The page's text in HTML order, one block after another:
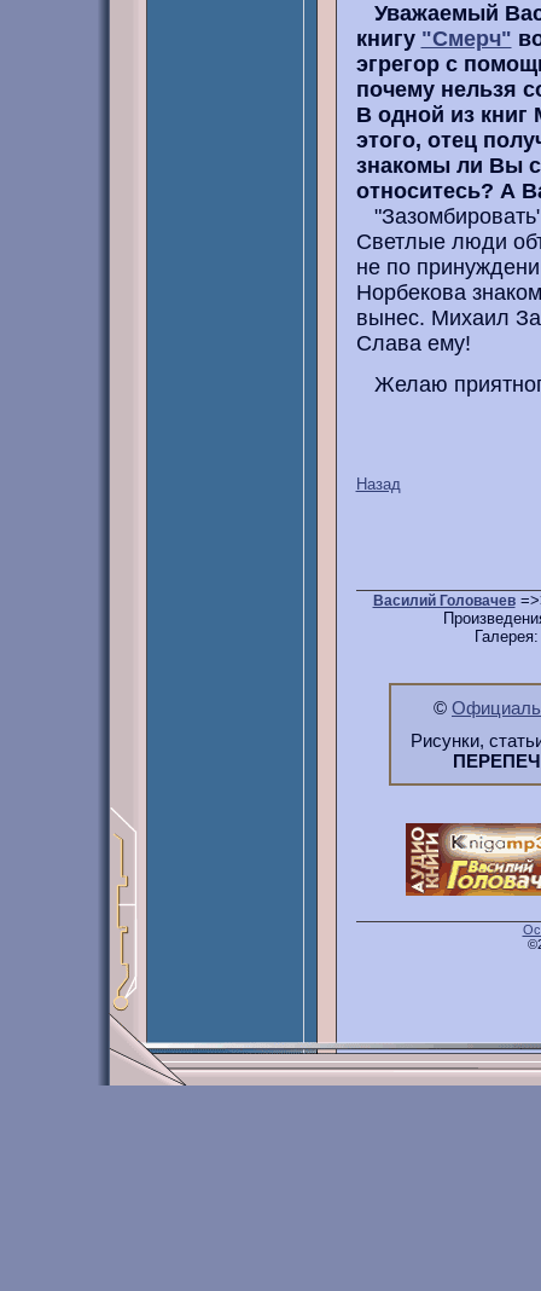
Уважаемый
книгу "Смерч"
эгрегор с
почему нельзя
В одной из книг
этого, отец
знакомы ли Вы с
относитесь? А
Светлые люди
не по
Норбекова
вынес. Михаил
Слава ему!
Желаю
Назад
Василий Головачев
©
Рисунки,